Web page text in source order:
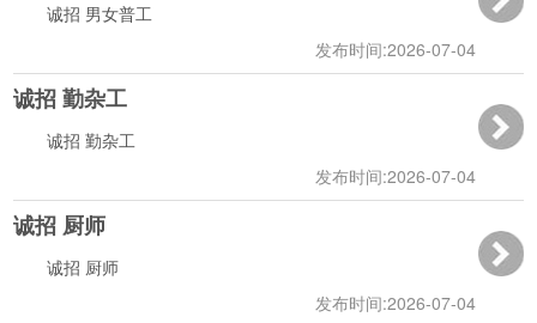
发布时间:2026-07-04
诚招 男女普工
诚招 勤杂工
发布时间:2026-07-04
诚招 勤杂工
诚招 厨师
发布时间:2026-07-04
诚招 厨师